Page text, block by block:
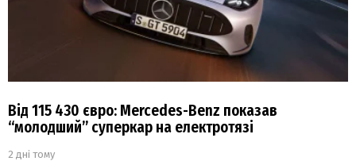
Від 115 430 євро: Mercedes-Benz показав
“молодший” суперкар на електротязі
2 дні тому